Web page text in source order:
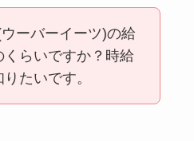
ーバーイーツ)の給
くらいですか？時給
たいです。